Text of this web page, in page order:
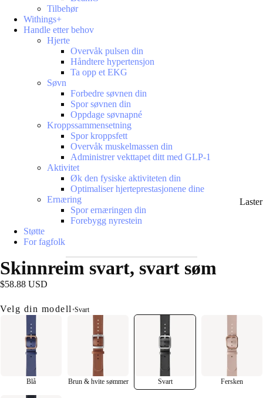
Tilbehør
Withings+
Handle etter behov
Hjerte
Overvåk pulsen din
Håndtere hypertensjon
Ta opp et EKG
Søvn
Forbedre søvnen din
Spor søvnen din
Oppdage søvnapné
Kroppssammensetning
Spor kroppsfett
Overvåk muskelmassen din
Administrer vekttapet ditt med GLP-1
Aktivitet
Øk den fysiske aktiviteten din
Optimaliser hjerteprestasjonene dine
Ernæring
Spor ernæringen din
Forebygg nyrestein
Støtte
For fagfolk
Skinnreim svart, svart søm
$58.88 USD
Velg din modell •Svart
Blå Brun & hvite sømmer Svart Fersken